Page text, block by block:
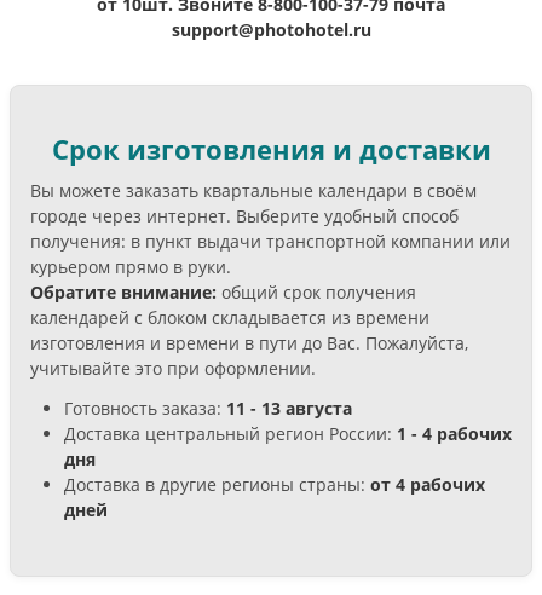
support@photohotel.ru
Срок изготовления и доставки
Вы можете заказать квартальные календари в своём
городе через интернет. Выберите удобный способ
получения: в пункт выдачи транспортной компании или
курьером прямо в руки.
Обратите внимание: общий срок получения
календарей с блоком складывается из времени
изготовления и времени в пути до Вас. Пожалуйста,
учитывайте это при оформлении.
Готовность заказа: 11 - 13 августа
Доставка центральный регион России: 1 - 4 рабочих
дня
Доставка в другие регионы страны: от 4 рабочих
дней